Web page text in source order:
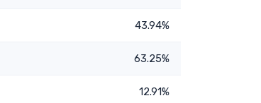
43.94%
63.25%
12.91%